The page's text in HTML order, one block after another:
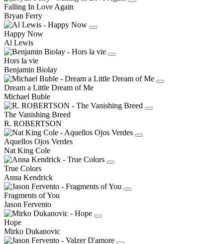
Falling In Love Again
Bryan Ferry
Happy Now
Al Lewis
Hors la vie
Benjamin Biolay
Dream a Little Dream of Me
Michael Buble
The Vanishing Breed
R. ROBERTSON
Aquellos Ojos Verdes
Nat King Cole
True Colors
Anna Kendrick
Fragments of You
Jason Fervento
Hope
Mirko Dukanovic